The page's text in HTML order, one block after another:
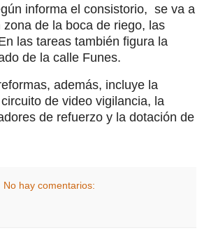
informa el consistorio, se va a
de la boca de riego, las
las tareas también figura la
de la calle Funes.
además, incluye la
de video vigilancia, la
de refuerzo y la dotación de
No hay comentarios: